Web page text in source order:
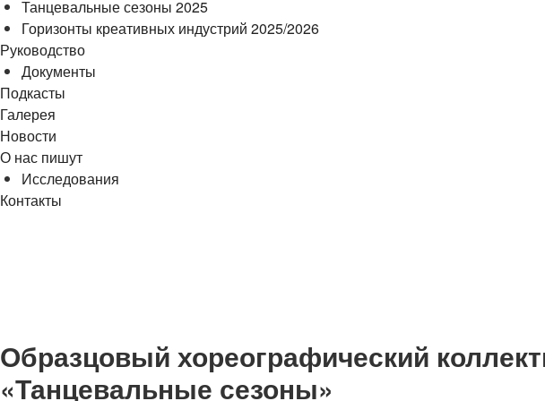
Танцевальные сезоны 2025
Горизонты креативных индустрий 2025/2026
Руководство
Документы
Подкасты
Галерея
Новости
О нас пишут
Исследования
Контакты
Образцовый хореографический
«Танцевальные сезоны»